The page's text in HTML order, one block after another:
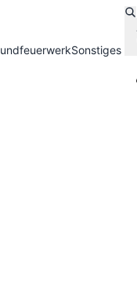
Sonstiges